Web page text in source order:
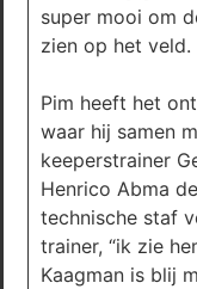
super mooi om
zien op het veld.
Pim heeft het
waar hij samen
keeperstrainer
Henrico Abma
technische staf
trainer, “ik zie
Kaagman is blij